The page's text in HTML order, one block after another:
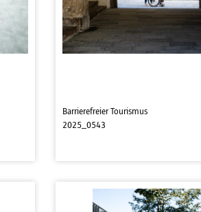
Barrierefreier Tourismus
2025_0543